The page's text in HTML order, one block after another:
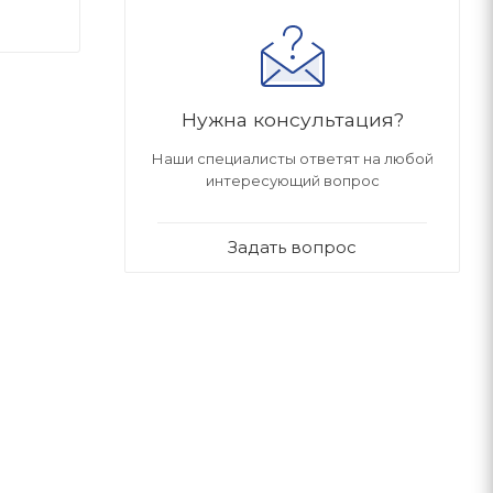
Нужна консультация?
Наши специалисты ответят на любой
интересующий вопрос
Задать вопрос